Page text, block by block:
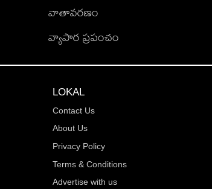
వాతావరణం
వ్యాపార ప్రపంచం
LOKAL
Contact Us
About Us
Privacy Policy
Terms & Conditions
Advertise with us